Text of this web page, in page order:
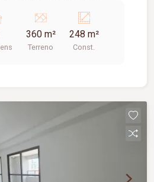
04 veículos,
direito de 07 metros,
espaço interno e maior
espaço aberto e piso em
conforto e
seu negócio.
360 m²
Terreno
248 m²
Const.